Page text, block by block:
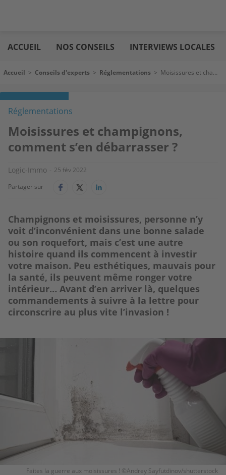
au
contenu
immo
ACCUEIL NOS CONSEILS INTERVIEWS LOCALES
Fil d'Ariane
Accueil > Conseils d'experts > Réglementations > Moisissures et champignons, comment s’en débarrasser ?
Réglementations
Moisissures et champignons,
comment s’en débarrasser ?
Logic-Immo
25 fév 2022
Partager sur
Champignons et moisissures, personne n’y
voit d’inconvénient dans une bonne salade
ou son roquefort, mais c’est une autre
histoire quand ils commencent à investir
votre maison. Peu esthétiques, mauvais pour
la santé, ils peuvent même ronger votre
intérieur… Avant d’en arriver là, quelques
commandements à suivre à la lettre pour
circonscrire au plus vite l’invasion !
Faites la guerre aux moisissures ! ©Andrey Sayfutdinov/shutterstock